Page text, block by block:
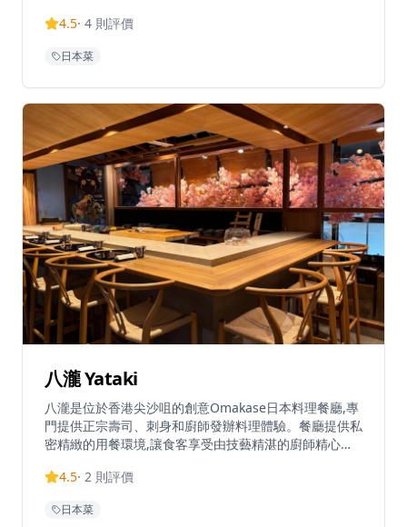
日式串揚，並附有多款精緻菜式。除了串揚外，食客發現
選。北斗直接從日本進口食材，確保菜式的正宗性和品
作刺身，一半作串揚，由渡邊廚師巧妙去骨處理。在九龍
城中，北斗帶來一絲日本風情，為尋求正宗日式串揚的食
客提供精緻的用餐體驗。
4.5· 4 則評價
日本菜
八瀧 Yataki
八瀧是位於香港尖沙咀的創意Omakase日本料理餐廳,專
門提供正宗壽司、刺身和廚師發辦料理體驗。餐廳提供私
密精緻的用餐環境,讓食客享受由技藝精湛的廚師精心製
主廚精選當季最新鮮的食材,為客人準備品嚐套餐。餐廳
獲得認可。八瀧位於寶靈頓道的Rich Towers大廈內,提供
4.5· 2 則評價
日本菜